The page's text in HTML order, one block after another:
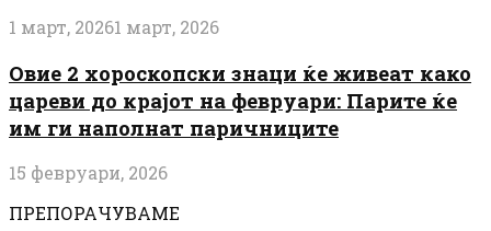
1 март, 20261 март, 2026
Овие 2 хороскопски знаци ќе живеат како
цареви до крајот на февруари: Парите ќе
им ги наполнат паричниците
15 февруари, 2026
ПРЕПОРАЧУВАМЕ